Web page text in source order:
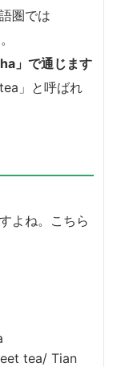
圏では
」で通じます
」と呼ばれ
よね。こちら
tea/ Tian